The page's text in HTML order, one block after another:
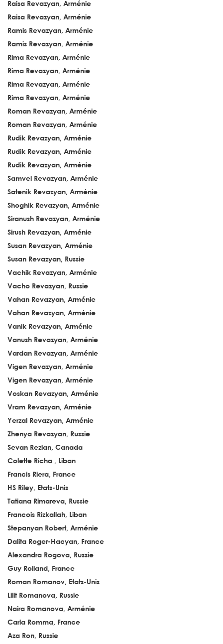
Raisa Revazyan, Arménie
Raisa Revazyan, Arménie
Ramis Revazyan, Arménie
Ramis Revazyan, Arménie
Rima Revazyan, Arménie
Rima Revazyan, Arménie
Rima Revazyan, Arménie
Rima Revazyan, Arménie
Roman Revazyan, Arménie
Roman Revazyan, Arménie
Rudik Revazyan, Arménie
Rudik Revazyan, Arménie
Rudik Revazyan, Arménie
Samvel Revazyan, Arménie
Satenik Revazyan, Arménie
Shoghik Revazyan, Arménie
Siranush Revazyan, Arménie
Sirush Revazyan, Arménie
Susan Revazyan, Arménie
Susan Revazyan, Russie
Vachik Revazyan, Arménie
Vacho Revazyan, Russie
Vahan Revazyan, Arménie
Vahan Revazyan, Arménie
Vanik Revazyan, Arménie
Vanush Revazyan, Arménie
Vardan Revazyan, Arménie
Vigen Revazyan, Arménie
Vigen Revazyan, Arménie
Voskan Revazyan, Arménie
Vram Revazyan, Arménie
Yerzal Revazyan, Arménie
Zhenya Revazyan, Russie
Sevan Rezian, Canada
Colette Richa , Liban
Francis Riera, France
HS Riley, Etats-Unis
Tatiana Rimareva, Russie
Francois Rizkallah, Liban
Stepanyan Robert, Arménie
Dalita Roger-Hacyan, France
Alexandra Rogova, Russie
Guy Rolland, France
Roman Romanov, Etats-Unis
Lilit Romanova, Russie
Naira Romanova, Arménie
Carla Romma, France
Aza Ron, Russie